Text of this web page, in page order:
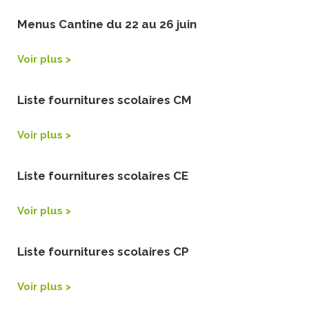
Menus Cantine du 22 au 26 juin
Voir plus >
Liste fournitures scolaires CM
Voir plus >
Liste fournitures scolaires CE
Voir plus >
Liste fournitures scolaires CP
Voir plus >